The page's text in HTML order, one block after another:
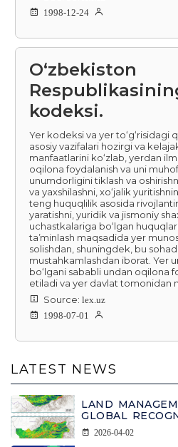
1998-12-24
O‘zbekiston
kodeksi.
Yer kodeksi va yer toʻgʻrisidagi
asosiy vazifalari hozirgi va
manfaatlarini koʻzlab, yerdan
oqilona foydalanish va uni
unumdorligini tiklash va
va yaxshilashni, xoʻjalik
teng huquqlilik asosida
yaratishni, yuridik va jismoniy
uchastkalariga boʻlgan
taʼminlash maqsadida yer
solishdan, shuningdek, bu
mustahkamlashdan iborat. Yer
boʻlgani sababli undan oqilona
etiladi va yer davlat tomonidan
Source: lex.uz
1998-07-01
LATEST NEWS
LAND
GLOBAL
2026-04-02